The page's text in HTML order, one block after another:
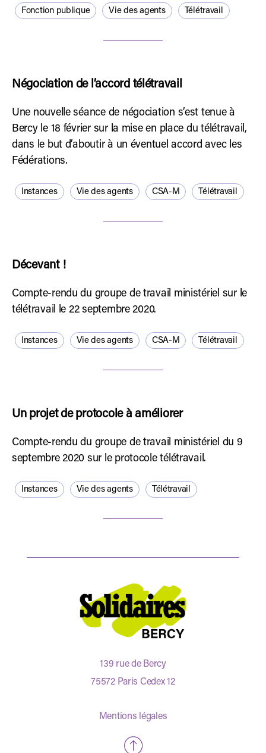
Fonction publique Vie des agents Télétravail
Négociation de l’accord télétravail
Une nouvelle séance de négociation s’est tenue à
Bercy le 18 février sur la mise en place du télétravail,
dans le but d’aboutir à un éventuel accord avec les
Fédérations.
Instances Vie des agents CSA-M Télétravail
Décevant !
Compte-rendu du groupe de travail ministériel sur le
télétravail le 22 septembre 2020.
Instances Vie des agents CSA-M Télétravail
Un projet de protocole à améliorer
Compte-rendu du groupe de travail ministériel du 9
septembre 2020 sur le protocole télétravail.
Instances Vie des agents Télétravail
139 rue de Bercy
75572 Paris Cedex 12
Mentions légales